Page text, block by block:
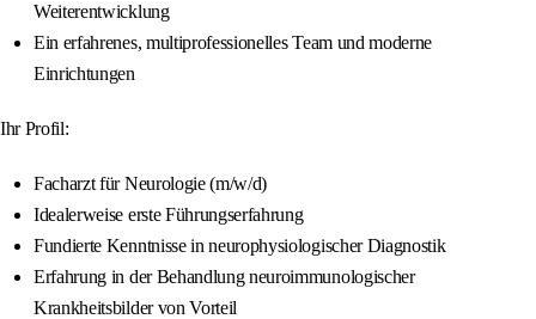
Weiterentwicklung
Ein erfahrenes, multiprofessionelles Team und moderne
Einrichtungen
Ihr Profil:
Facharzt für Neurologie (m/w/d)
Idealerweise erste Führungserfahrung
Fundierte Kenntnisse in neurophysiologischer Diagnostik
Erfahrung in der Behandlung neuroimmunologischer
Krankheitsbilder von Vorteil